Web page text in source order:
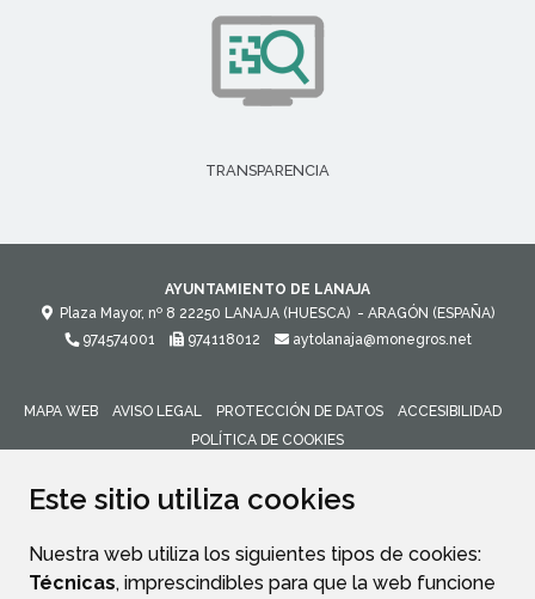
Este sitio utiliza cookies
Nuestra web utiliza los siguientes tipos de cookies:
Técnicas, imprescindibles para que la web funcione
TRANSPARENCIA
AYUNTAMIENTO DE LANAJA
Plaza Mayor, nº 8 22250 LANAJA (HUESCA) - ARAGÓN (ESPAÑA)
974574001
974118012 aytolanaja@monegros.net
MAPA WEB AVISO LEGAL PROTECCIÓN DE DATOS
ACCESIBILIDAD
POLÍTICA DE COOKIES